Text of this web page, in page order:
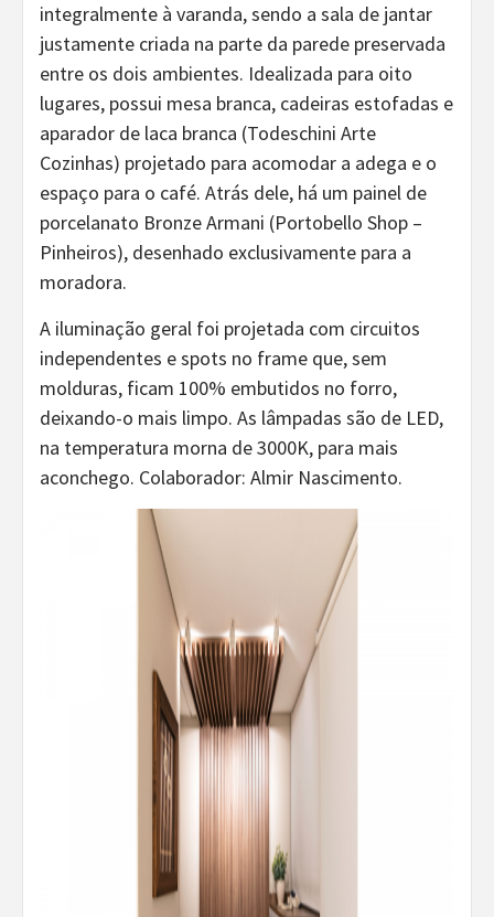
integralmente à varanda, sendo a sala de jantar
justamente criada na parte da parede preservada
entre os dois ambientes. Idealizada para oito
lugares, possui mesa branca, cadeiras estofadas e
aparador de laca branca (Todeschini Arte
Cozinhas) projetado para acomodar a adega e o
espaço para o café. Atrás dele, há um painel de
porcelanato Bronze Armani (Portobello Shop –
Pinheiros), desenhado exclusivamente para a
moradora.
A iluminação geral foi projetada com circuitos
independentes e spots no frame que, sem
molduras, ficam 100% embutidos no forro,
deixando-o mais limpo. As lâmpadas são de LED,
na temperatura morna de 3000K, para mais
aconchego. Colaborador: Almir Nascimento.